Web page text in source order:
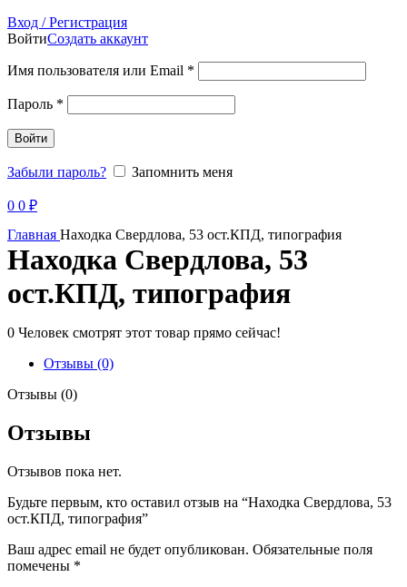
Вход / Регистрация
ВойтиСоздать аккаунт
Имя пользователя или Email *
Пароль *
Войти
Забыли пароль? Запомнить меня
0 0 ₽
Продано
Главная Находка Свердлова, 53 ост.КПД, типография
Находка Свердлова, 53
ост.КПД, типография
0 Человек смотрят этот товар прямо сейчас!
Отзывы (0)
Отзывы (0)
Отзывы
Отзывов пока нет.
Будьте первым, кто оставил отзыв на “Находка Свердлова, 53
ост.КПД, типография”
Ваш адрес email не будет опубликован. Обязательные поля
помечены *